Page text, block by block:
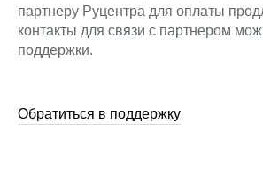
партнеру Руцентра для оплаты
контакты для связи с партнером
поддержки.
Обратиться в поддержку